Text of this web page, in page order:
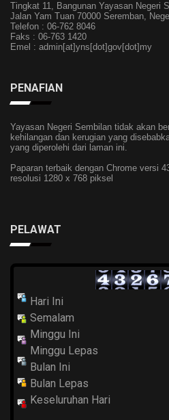
Tingkat 11, Bangunan Yayasan Negeri
Jalan Yam Tuan 70000 Seremban,
Telefon : 06-762 8046
Faks : 06-763 1420
Emel : admin[at]yns[dot]gov[dot]my
PENAFIAN
Yayasan Negeri Sembilan tidak akan
kehilangan dan kerugian yang
yang diperolehi dari laman ini.
Paparan terbaik dengan Chrome versi
resolusi 1280 x 768 piksel
PELAWAT
Hari Ini
Semalam
Minggu Ini
Minggu Lepas
Bulan Ini
Bulan Lepas
Keseluruhan Hari